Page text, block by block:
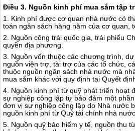
Điều 3. Nguồn kinh phí mua sắm tập
1. Kinh phí được cơ quan nhà nước có
toán ngân sách hàng năm của cơ quan,
2. Nguồn công trái quốc gia, trái phiếu
quyền địa phương.
3. Nguồn vốn thuộc các chương trình,
nguồn viện trợ, tài trợ của các tổ chức,
thuộc nguồn ngân sách nhà nước mà
mua sắm khác với quy định tại Quyết
4. Nguồn kinh phí từ quỹ phát triển hoạt
sự nghiệp công lập tự bảo đảm một
đơn vị sự nghiệp công lập do Nhà nước
nguồn kinh phí từ Quỹ tài chính nhà
5. Nguồn quỹ bảo hiểm y tế, nguồn thu